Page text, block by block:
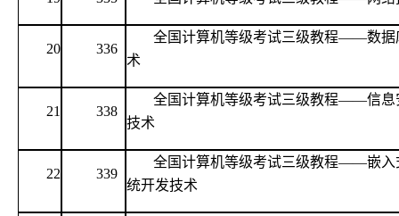
20 336
全国计算机等级考试三级教程——数据
术
21 338
全国计算机等级考试三级教程——信息
技术
22 339
全国计算机等级考试三级教程——嵌入
统开发技术